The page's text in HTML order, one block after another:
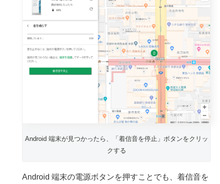
Android 端末が見つかったら、「着信音を停止」ボタンをクリッ
クする
Android 端末の電源ボタンを押すことでも、着信音を